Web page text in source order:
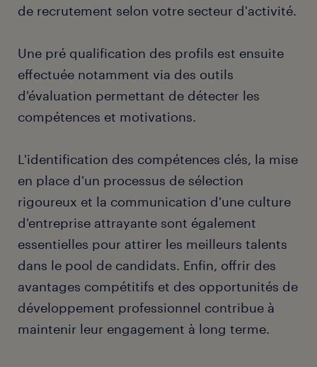
de recrutement selon votre secteur d'activité.
Une pré qualification des profils est ensuite
effectuée notamment via des outils
d'évaluation permettant de détecter les
compétences et motivations.
L'identification des compétences clés, la mise
en place d'un processus de sélection
rigoureux et la communication d'une culture
d'entreprise attrayante sont également
essentielles pour attirer les meilleurs talents
dans le pool de candidats. Enfin, offrir des
avantages compétitifs et des opportunités de
développement professionnel contribue à
maintenir leur engagement à long terme.